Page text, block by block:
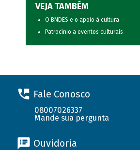
VEJA TAMBÉM
O BNDES e o apoio à cultura
Patrocínio a eventos culturais
Fale Conosco
08007026337
Mande sua pergunta
Ouvidoria